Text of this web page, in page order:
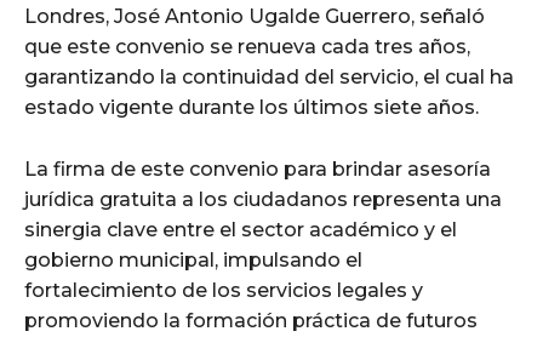
Londres, José Antonio Ugalde Guerrero, señaló
que este convenio se renueva cada tres años,
garantizando la continuidad del servicio, el cual ha
estado vigente durante los últimos siete años.
La firma de este convenio para brindar asesoría
jurídica gratuita a los ciudadanos representa una
sinergia clave entre el sector académico y el
gobierno municipal, impulsando el
fortalecimiento de los servicios legales y
promoviendo la formación práctica de futuros